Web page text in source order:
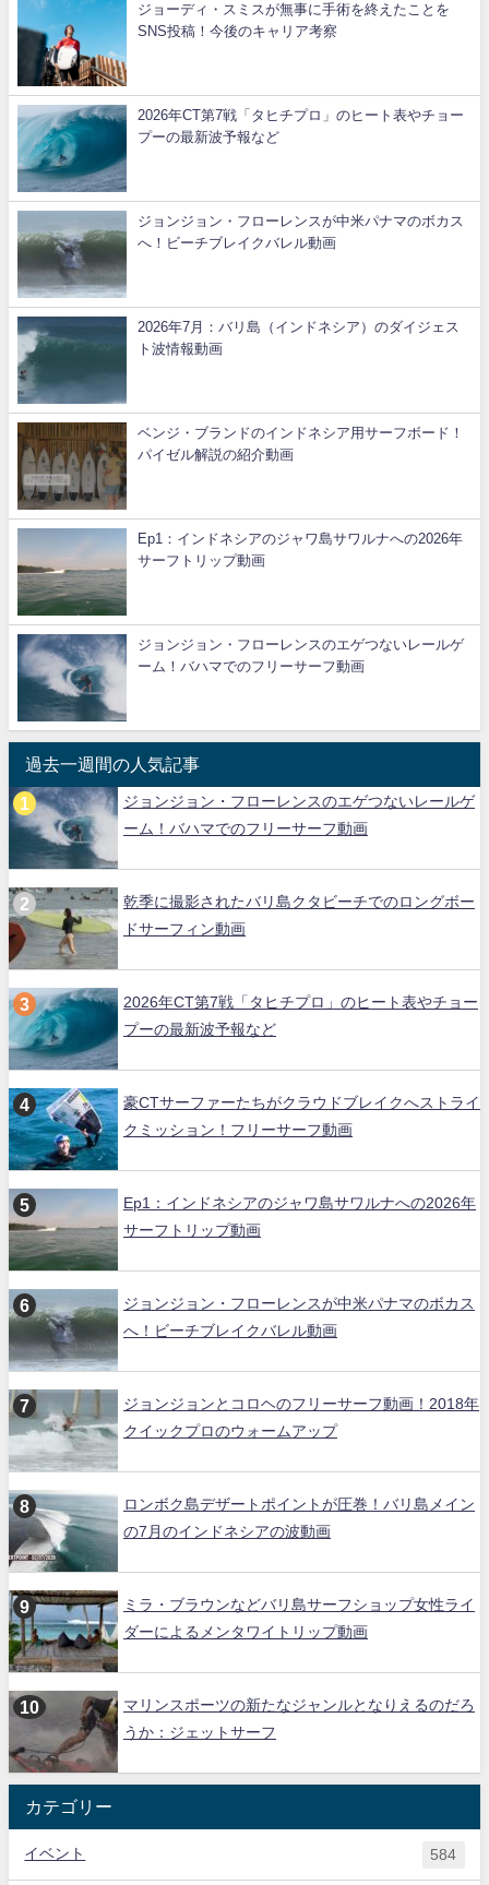
ジョーディ・スミスが無事に手術を終えたことを
SNS投稿！今後のキャリア考察
2026年CT第7戦「タヒチプロ」のヒート表やチョー
プーの最新波予報など
ジョンジョン・フローレンスが中米パナマのボカス
へ！ビーチブレイクバレル動画
2026年7月：バリ島（インドネシア）のダイジェス
ト波情報動画
ベンジ・ブランドのインドネシア用サーフボード！
パイゼル解説の紹介動画
Ep1：インドネシアのジャワ島サワルナへの2026年
サーフトリップ動画
ジョンジョン・フローレンスのエゲつないレールゲ
ーム！バハマでのフリーサーフ動画
過去一週間の人気記事
ジョンジョン・フローレンスのエゲつないレールゲ
ーム！バハマでのフリーサーフ動画
乾季に撮影されたバリ島クタビーチでのロングボー
ドサーフィン動画
2026年CT第7戦「タヒチプロ」のヒート表やチョー
プーの最新波予報など
豪CTサーファーたちがクラウドブレイクへストライ
クミッション！フリーサーフ動画
Ep1：インドネシアのジャワ島サワルナへの2026年
サーフトリップ動画
ジョンジョン・フローレンスが中米パナマのボカス
へ！ビーチブレイクバレル動画
ジョンジョンとコロヘのフリーサーフ動画！2018年
クイックプロのウォームアップ
ロンボク島デザートポイントが圧巻！バリ島メイン
の7月のインドネシアの波動画
ミラ・ブラウンなどバリ島サーフショップ女性ライ
ダーによるメンタワイトリップ動画
マリンスポーツの新たなジャンルとなりえるのだろ
うか：ジェットサーフ
カテゴリー
イベント 584